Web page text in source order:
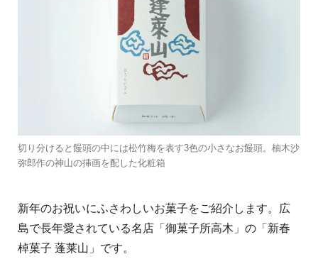
切り分けると饅頭の中には松竹梅を表す3色の小さなお饅頭。柚木沙
弥郎作の神山の挿画を配した化粧箱
​​新年のお祝いにふさわしいお菓子をご紹介します。広
島で長年愛されている名店「御菓子所高木」の「新春
棹菓子 蓬莱山」です。